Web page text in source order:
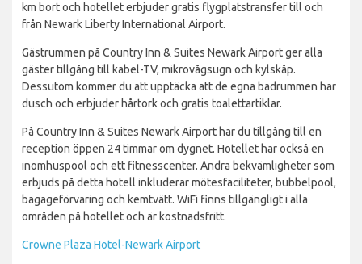
km bort och hotellet erbjuder gratis flygplatstransfer till och
från Newark Liberty International Airport.
Gästrummen på Country Inn & Suites Newark Airport ger alla
gäster tillgång till kabel-TV, mikrovågsugn och kylskåp.
Dessutom kommer du att upptäcka att de egna badrummen har
dusch och erbjuder hårtork och gratis toalettartiklar.
På Country Inn & Suites Newark Airport har du tillgång till en
reception öppen 24 timmar om dygnet. Hotellet har också en
inomhuspool och ett fitnesscenter. Andra bekvämligheter som
erbjuds på detta hotell inkluderar mötesfaciliteter, bubbelpool,
bagageförvaring och kemtvätt. WiFi finns tillgängligt i alla
områden på hotellet och är kostnadsfritt.
Crowne Plaza Hotel-Newark Airport